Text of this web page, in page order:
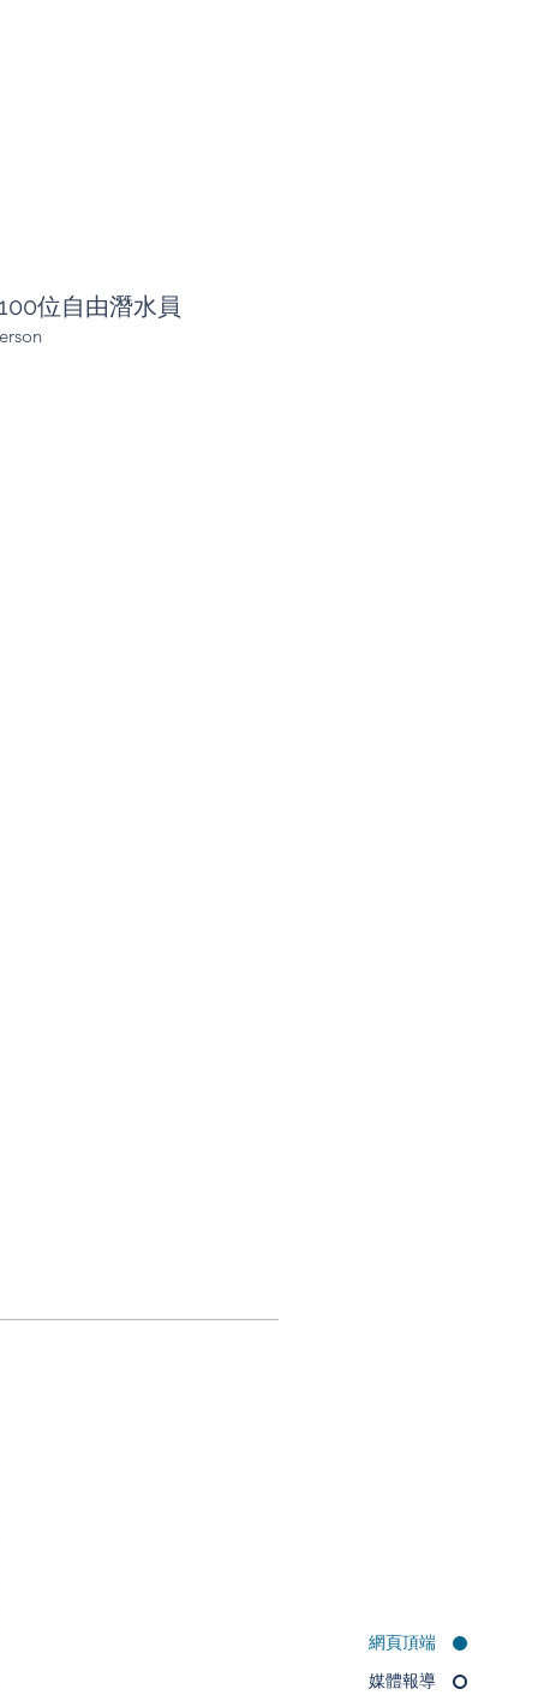
網頁頂端
媒體報導
位自由潛水員